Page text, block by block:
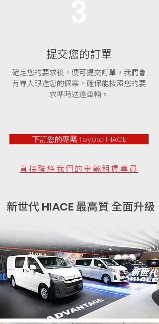
提交您的訂單
確定您的要求後，便可提交訂單，我們會
有專人跟進您的個案，確保能按照您的要
求準時送達車輛。
下訂您的專屬 Toyota HIACE
直接聯絡我們的車輛租賃專員
新世代HIACE最高質 全面升級